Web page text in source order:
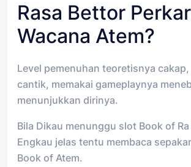
Rasa Bettor
Wacana Atem?
Level pemenuhan teoretisnya
cantik, memakai gameplaynya
menunjukkan dirinya.
Bila Dikau menunggu slot Book of
Engkau jelas tentu membaca
Book of Atem.